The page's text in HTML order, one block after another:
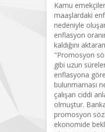
Kamu
maaşlardaki
nedeniyle
enflasyon
kaldığını
"Promosyon
gibi uzun
enflasyona
bulunmaması
çalışan ciddi
olmuştur.
promosyon
ekonomide